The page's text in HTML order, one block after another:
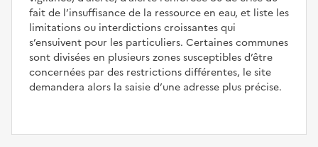
fait de l’insuffisance de la ressource en eau, et liste les
limitations ou interdictions croissantes qui
s’ensuivent pour les particuliers. Certaines communes
sont divisées en plusieurs zones susceptibles d’être
concernées par des restrictions différentes, le site
demandera alors la saisie d’une adresse plus précise.